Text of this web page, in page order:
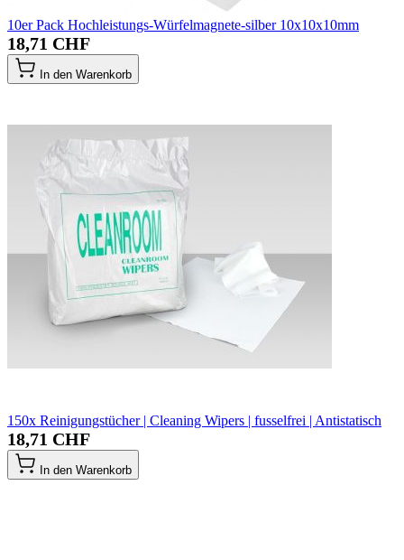
10er Pack Hochleistungs-Würfelmagnete-silber 10x10x10mm
18,71 CHF
In den Warenkorb
150x Reinigungstücher | Cleaning Wipers | fusselfrei | Antistatisch
18,71 CHF
In den Warenkorb